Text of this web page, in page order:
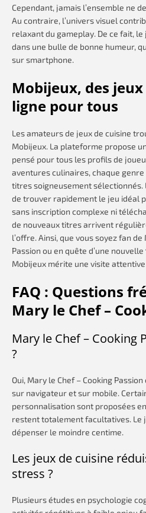
Cependant, jamais l’ensemble ne
Au contraire, l’univers visuel
relaxant du gameplay. De ce fait,
dans une bulle de bonne humeur,
sur smartphone.
Mobijeux, des
ligne pour tous
Les amateurs de jeux de cuisine
Mobijeux. La plateforme propose
pensé pour tous les profils de
aventures culinaires, chaque
titres soigneusement sélectionnés.
de trouver rapidement le jeu idéal
sans inscription complexe ni
de nouveaux titres arrivent
l’offre. Ainsi, que vous soyez fan
Passion ou en quête d’une nouvelle
Mobijeux mérite une visite attentive.
FAQ : Questions
Mary le Chef –
Mary le Chef – Cooking
?
Oui, Mary le Chef – Cooking
sur navigateur et sur mobile.
personnalisation sont proposées
restent totalement facultatives. Le
dépenser le moindre centime.
Les jeux de cuisine
stress ?
Plusieurs études en psychologie